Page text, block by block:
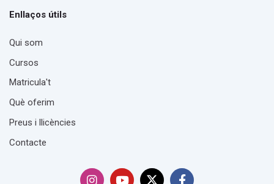
Anterior
Següent
Inici
Els meus cursos
Anuncis del lloc
Contacte
Política de privadesa i galetes
Preus i llicències
Els meus cursos
Enllaços útils
Qui som
Cursos
Matricula't
Què oferim
Preus i llicències
Contacte